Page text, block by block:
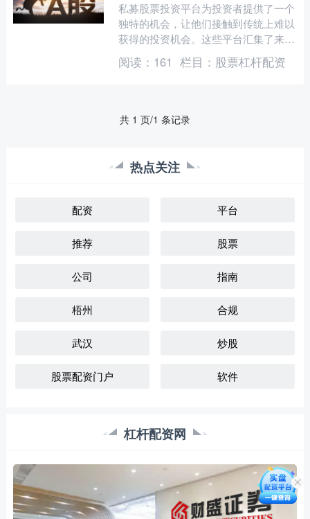
私募股票投资平台为投资者提供了一个
独特的机会，让他们接触到传统上难以
获得的投资机会。这些平台汇集了来自
不同行业和规模的私募股权基金配资炒
股交易，为投资者提供了广....
阅读： 161 栏目： 股票杠杆配资
共 1 页/1 条记录
热点关注
配资 平台
推荐 股票
公司 指南
梧州 合规
武汉 炒股
股票配资门户 软件
杠杆配资网